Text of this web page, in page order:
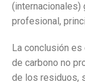
(internacionales)
profesional,
La conclusión
de carbono no
de los residuos,